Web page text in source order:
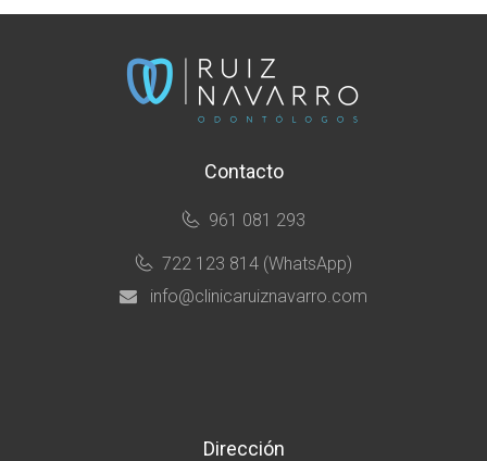
Contacto
961 081 293
722 123 814 (WhatsApp)
info@clinicaruiznavarro.com
Dirección